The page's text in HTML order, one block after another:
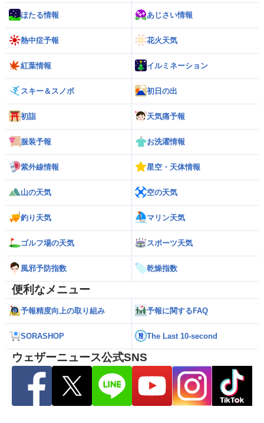
ほたる情報 あじさい情報
熱中症予報 花火天気
紅葉情報 イルミネーション
スキー＆スノボ 初日の出
初詣 天気痛予報
服装予報 お洗濯情報
紫外線情報 星空・天体情報
山の天気 空の天気
釣り天気 マリン天気
ゴルフ場の天気 スポーツ天気
風邪予防指数 乾燥指数
便利なメニュー
予報精度向上の取り組み 予報に関するFAQ
SORASHOP The Last 10-second
ウェザーニュース公式SNS